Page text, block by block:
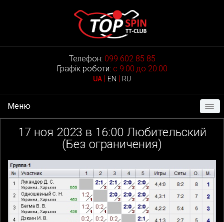
Телефон: 099 602 85 85
Графік роботи: с 9:00 до 20:00
UA | EN | RU
Меню
17 ноя 2023 в 16:00 Любительский
(Без ограничения)